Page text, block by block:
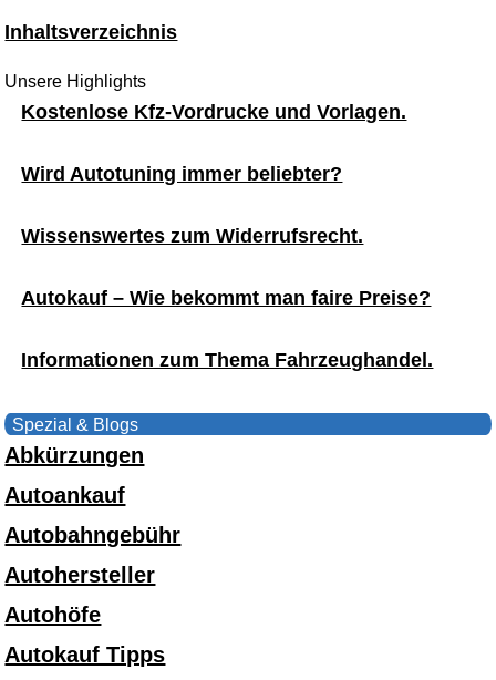
Inhaltsverzeichnis
Unsere Highlights
Kostenlose Kfz-Vordrucke und Vorlagen.
Wird Autotuning immer beliebter?
Wissenswertes zum Widerrufsrecht.
Autokauf – Wie bekommt man faire Preise?
Informationen zum Thema Fahrzeughandel.
Spezial & Blogs
Abkürzungen
Autoankauf
Autobahngebühr
Autohersteller
Autohöfe
Autokauf Tipps